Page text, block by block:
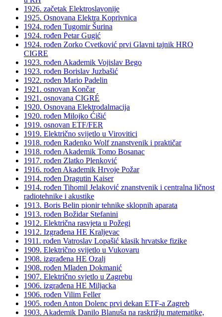
1926. začetak Elektroslavonije
1925. Osnovana Elektra Koprivnica
1924. rođen Tugomir Šurina
1924. rođen Petar Gugić
1924. rođen Zorko Cvetković prvi Glavni tajnik HRO
CIGRE
1923. rođen Akademik Vojislav Bego
1923. rođen Borislav Juzbašić
1922. rođen Mario Padelin
1921. osnovan Končar
1921. osnovana CIGRÉ
1920. Osnovana Elektrodalmacija
1920. rođen Milojko Ćišić
1919. osnovan ETF/FER
1919. Električno svijetlo u Virovitici
1918. rođen Radenko Wolf znanstvenik i praktičar
1918. rođen Akademik Tomo Bosanac
1917. rođen Zlatko Plenković
1916. rođen Akademik Hrvoje Požar
1914. rođen Dragutin Kaiser
1914. rođen Tihomil Jelaković znanstvenik i centralna ličnost
radiotehnike i akustike
1913. Boris Belin pionir tehnike sklopnih aparata
1913. rođen Božidar Stefanini
1912. Električna rasvjeta u Požegi
1912. Izgrađena HE Kraljevac
1911. rođen Vatroslav Lopašić klasik hrvatske fizike
1909. Električno svijetlo u Vukovaru
1908. izgrađena HE Ozalj
1908. rođen Mladen Dokmanić
1907. Električno svjetlo u Zagrebu
1906. izgrađena HE Miljacka
1906. rođen Vilim Feller
1905. rođen Anton Dolenc prvi dekan ETF-a Zagreb
1903. Akademik Danilo Blanuša na raskrižju matematike,